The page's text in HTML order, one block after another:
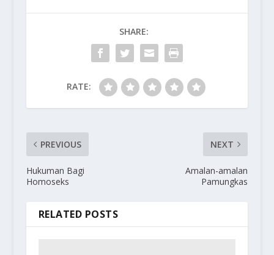
SHARE:
RATE:
PREVIOUS
Hukuman Bagi
Homoseks
NEXT
Amalan-amalan
Pamungkas
RELATED POSTS